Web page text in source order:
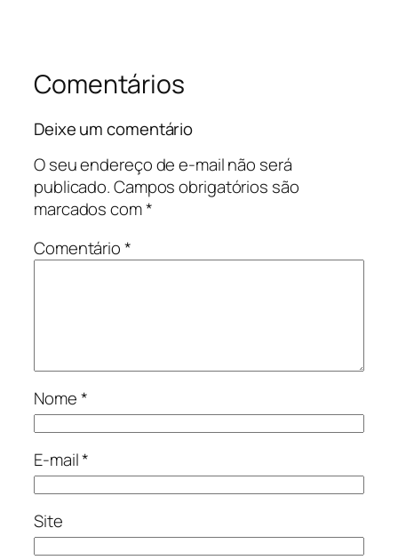
Comentários
Deixe um comentário
O seu endereço de e-mail não será
publicado.Campos obrigatórios são
marcados com*
Comentário*
Nome*
E-mail*
Site